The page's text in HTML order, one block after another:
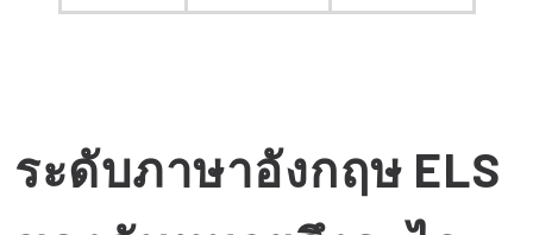
ระดับภาษาอังกฤษ ELS